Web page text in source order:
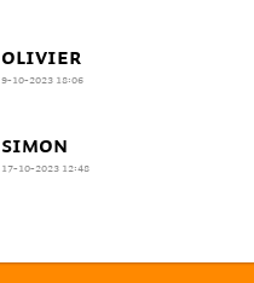
OLIVIER
9-10-2023 18:06
SIMON
17-10-2023 12:48